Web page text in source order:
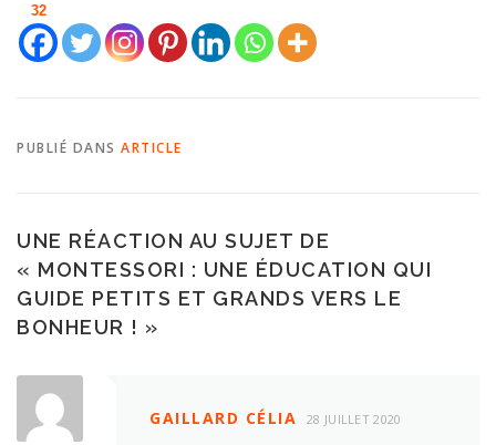
32
PUBLIÉ DANS ARTICLE
UNE RÉACTION AU SUJET DE
« MONTESSORI : UNE ÉDUCATION QUI
GUIDE PETITS ET GRANDS VERS LE
BONHEUR ! »
GAILLARD CÉLIA 28 JUILLET 2020